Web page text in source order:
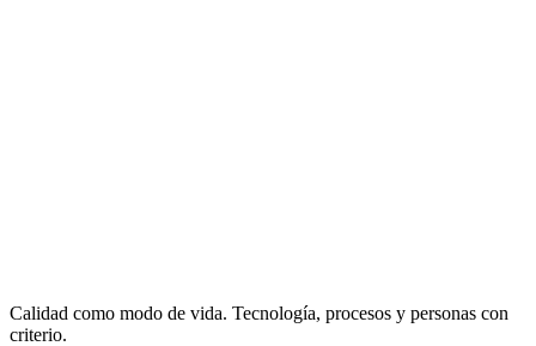
Calidad como modo de vida. Tecnología, procesos y personas con
criterio.